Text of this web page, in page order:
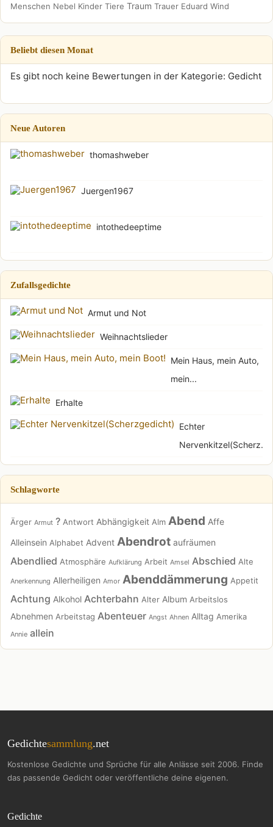
Menschen Nebel Kinder Tiere Traum Trauer Eduard Wind
Beliebt diesen Monat
Es gibt noch keine Bewertungen in der Kategorie: Gedicht
Neue Autoren
thomashweber
Juergen1967
intothedeeptime
Zufallsgedichte
Armut und Not
Weihnachtslieder
Mein Haus, mein Auto,
mein...
Erhalte
Echter
Nervenkitzel(Scherz...
Schlagworte
Ärger Armut ? Antwort Abhängigkeit Alm Abend Affe
Alleinsein Alphabet Advent Abendrot aufräumen
Abendlied Atmosphäre Aufklärung Arbeit Amsel Abschied Alte
Anerkennung Allerheiligen Amor Abenddämmerung Appetit
Achtung Alkohol Achterbahn Alter Album Arbeitslos
Abnehmen Arbeitstag Abenteuer Angst Ahnen Alltag Amerika
Annie allein
Gedichtesammlung.net
Kostenlose Gedichte und Sprüche für alle Anlässe seit 2006. Finde
das passende Gedicht oder veröffentliche deine eigenen.
Gedichte